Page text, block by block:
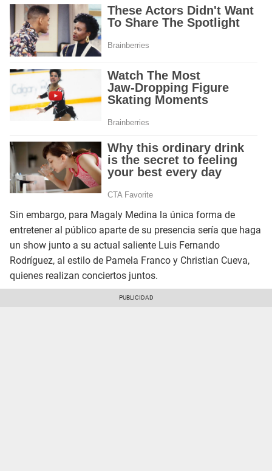
Sin embargo, para Magaly Medina la única forma de
entretener al público aparte de su presencia sería que haga
un show junto a su actual saliente Luis Fernando
Rodríguez, al estilo de Pamela Franco y Christian Cueva,
quienes realizan conciertos juntos.